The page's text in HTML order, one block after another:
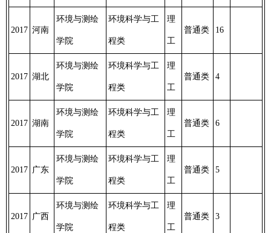
2017 河南
环境与测绘
学院
环境科学与工
程类
理
工
普通类 16
2017 湖北
环境与测绘
学院
环境科学与工
程类
理
工
普通类 4
2017 湖南
环境与测绘
学院
环境科学与工
程类
理
工
普通类 6
2017 广东
环境与测绘
学院
环境科学与工
程类
理
工
普通类 5
2017 广西
环境与测绘
学院
环境科学与工
程类
理
工
普通类 3